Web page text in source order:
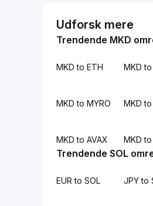
Udforsk mere
Trendende MKD
MKD to ETH MKD
MKD to MYRO MKD
MKD to AVAX MKD to
Trendende SOL
EUR to SOL JPY to